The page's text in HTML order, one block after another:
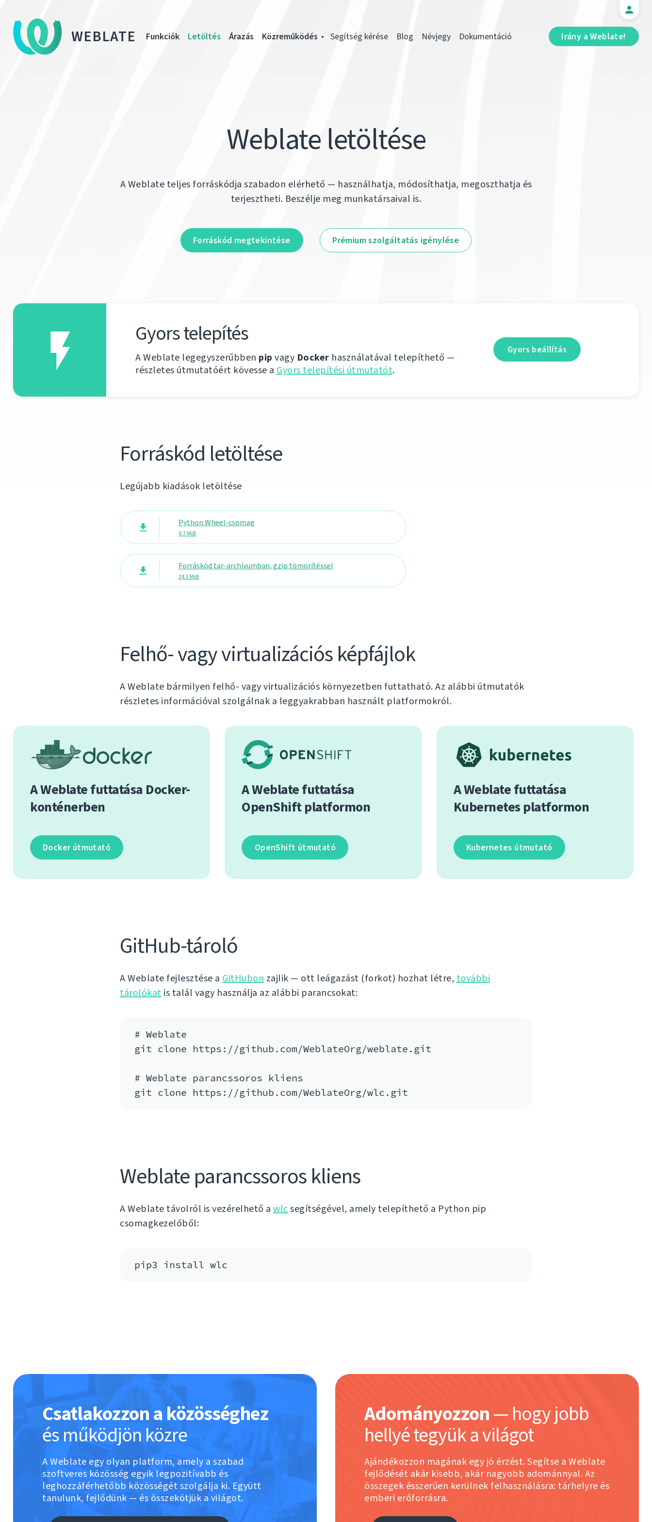
WEBLATE Irány a Weblate!
Funkciók Letöltés Árazás Közreműködés Segítség kérése Blog Névjegy Dokumentáció
Weblate letöltése
A Weblate teljes forráskódja szabadon elérhető — használhatja, módosíthatja, megoszthatja és
terjesztheti. Beszélje meg munkatársaival is.
Forráskód megtekintése Prémium szolgáltatás igénylése
Gyors beállítás
Gyors telepítés
A Weblate legegyszerűbben pip vagy Docker használatával telepíthető —
részletes útmutatóért kövesse a Gyors telepítési útmutatót.
Forráskód letöltése
Legújabb kiadások letöltése
Python Wheel-csomag
9.7 MiB
Forráskód tar-archívumban, gzip tömörítéssel
24.3 MiB
Felhő- vagy virtualizációs képfájlok
A Weblate bármilyen felhő- vagy virtualizációs környezetben futtatható. Az alábbi útmutatók
részletes információval szolgálnak a leggyakrabban használt platformokról.
A Weblate futtatása Docker-
konténerben
Docker útmutató
A Weblate futtatása
OpenShift platformon
OpenShift útmutató
A Weblate futtatása
Kubernetes platformon
Kubernetes útmutató
GitHub-tároló
A Weblate fejlesztése a GitHubon zajlik — ott leágazást (forkot) hozhat létre, további
tárolókat is talál vagy használja az alábbi parancsokat:
# Weblate
git clone https://github.com/WeblateOrg/weblate.git
# Weblate parancssoros kliens
git clone https://github.com/WeblateOrg/wlc.git
Weblate parancssoros kliens
A Weblate távolról is vezérelhető a wlcsegítségével, amely telepíthető a Python pip
csomagkezelőből:
pip3 install wlc
Csatlakozzon a közösséghez
és működjön közre
A Weblate egy olyan platform, amely a szabad
szoftveres közösség egyik legpozitívabb és
leghozzáférhetőbb közösségét szolgálja ki. Együtt
tanulunk, fejlődünk — és összekötjük a világot.
Adományozzon— hogy jobb
hellyé tegyük a világot
Ajándékozzon magának egy jó érzést. Segítse a Weblate
fejlődését akár kisebb, akár nagyobb adománnyal. Az
összegek ésszerűen kerülnek felhasználásra: tárhelyre és
emberi erőforrásra.